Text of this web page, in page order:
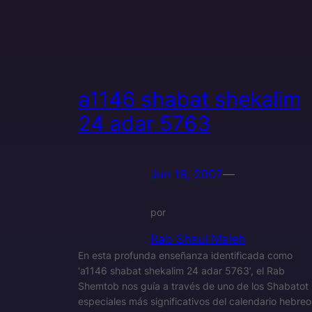
a1146 shabat shekalim
24 adar 5763
Jun 18, 2007—
por
Rab Shaul Maleh
En esta profunda enseñanza identificada como
‘a1146 shabat shekalim 24 adar 5763’, el Rab
Shemtob nos guía a través de uno de los Shabatot
especiales más significativos del calendario